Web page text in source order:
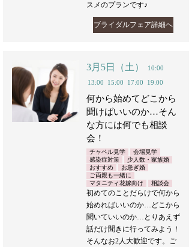
スメのプランです♪
ブライダルフェア詳細へ
3月5日（土）
10:00
13:00
15:00 17:00 19:00
何から始めてどこから
聞けばいいのか…そん
な方には何でも相談
会！
チャペル見学
会場見学
感染症対策
少人数・家族婚
おすすめ
お急ぎ婚
ご両親も一緒に
マタニティ花嫁向け
相談会
初めてのことだらけで何から
始めればいいのか…どこから
聞いていいのか…とりあえず
話だけ聞きに行ってみよう！
そんなお2人大歓迎です。ご